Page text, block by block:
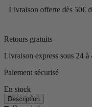
Livraison offerte dès 50€
Retours gratuits
Livraison express sous 24 à
Paiement sécurisé
En stock
Description